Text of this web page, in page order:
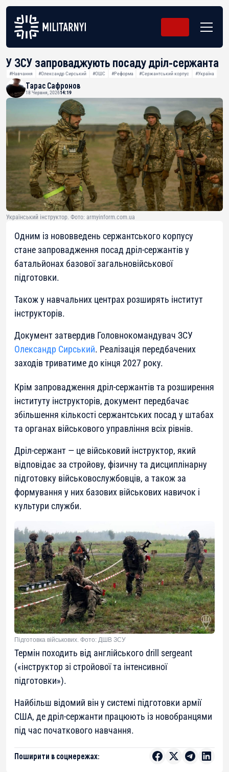
У ЗСУ запроваджують посаду дріл-сержанта
#Навчання #Олександр Сирський #ОШС #Реформа #Сержантський корпус #Україна
Тарас Сафронов
18 Червня, 202614:19
Український інструктор. Фото: armyinform.com.ua
Одним із нововведень сержантського корпусу
стане запровадження посад дріл-сержантів у
батальйонах базової загальновійськової
підготовки.
Також у навчальних центрах розширять інститут
інструкторів.
Документ затвердив Головнокомандувач ЗСУ
Олександр Сирський. Реалізація передбачених
заходів триватиме до кінця 2027 року.
Крім запровадження дріл-сержантів та розширення
інституту інструкторів, документ передбачає
збільшення кількості сержантських посад у штабах
та органах військового управління всіх рівнів.
Дріл-сержант — це військовий інструктор, який
відповідає за стройову, фізичну та дисциплінарну
підготовку військовослужбовців, а також за
формування у них базових військових навичок і
культури служби.
Підготовка військових. Фото: ДШВ ЗСУ
Термін походить від англійського drill sergeant
(«інструктор зі стройової та інтенсивної
підготовки»).
Найбільш відомий він у системі підготовки армії
США, де дріл-сержанти працюють із новобранцями
під час початкового навчання.
Поширити в соцмережах: